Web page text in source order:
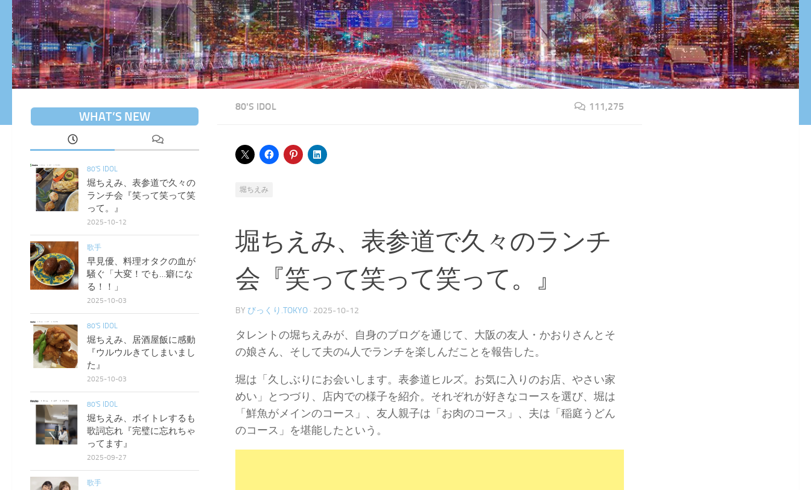
80'S IDOL 111,275
堀ちえみ
堀ちえみ、表参道で久々のランチ
会『笑って笑って笑って。』
BY びっくり.TOKYO · 2025-10-12
タレントの堀ちえみが、自身のブログを通じて、大阪の友人・かおりさんとそ
の娘さん、そして夫の4人でランチを楽しんだことを報告した。
堀は「久しぶりにお会いします。表参道ヒルズ。お気に入りのお店、やさい家
めい」とつづり、店内での様子を紹介。それぞれが好きなコースを選び、堀は
「鮮魚がメインのコース」、友人親子は「お肉のコース」、夫は「稲庭うどん
のコース」を堪能したという。
WHAT’S NEW
80'S IDOL
堀ちえみ、表参道で久々の
ランチ会『笑って笑って笑
って。』
2025-10-12
歌手
早見優、料理オタクの血が
騒ぐ「大変！でも…癖にな
る！！」
2025-10-03
80'S IDOL
堀ちえみ、居酒屋飯に感動
『ウルウルきてしまいまし
た』
2025-10-03
80'S IDOL
堀ちえみ、ボイトレするも
歌詞忘れ『完璧に忘れちゃ
ってます』
2025-09-27
歌手